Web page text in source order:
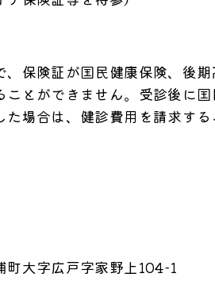
険証が国民健康保険、後期
できません。受診後に国
は、健診費用を請求するこ
町大字広戸字家野上104-1